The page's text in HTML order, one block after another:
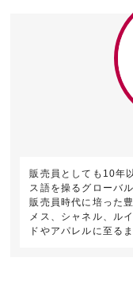
販売員としても10年
ス語を操るグローバ
販売員時代に培った
メス、シャネル、ル
ドやアパレルに至る